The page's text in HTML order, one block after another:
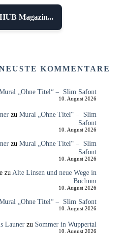
Magazin...
KOMMENTARE
„Ohne Titel“ – Slim Safont
10. August 2026
zu Mural „Ohne Titel“ – Slim
Safont
10. August 2026
zu Mural „Ohne Titel“ – Slim
Safont
10. August 2026
zu Alte Linsen und neue Wege in
Bochum
10. August 2026
„Ohne Titel“ – Slim Safont
10. August 2026
Launerzu Sommer in Wuppertal
10. August 2026